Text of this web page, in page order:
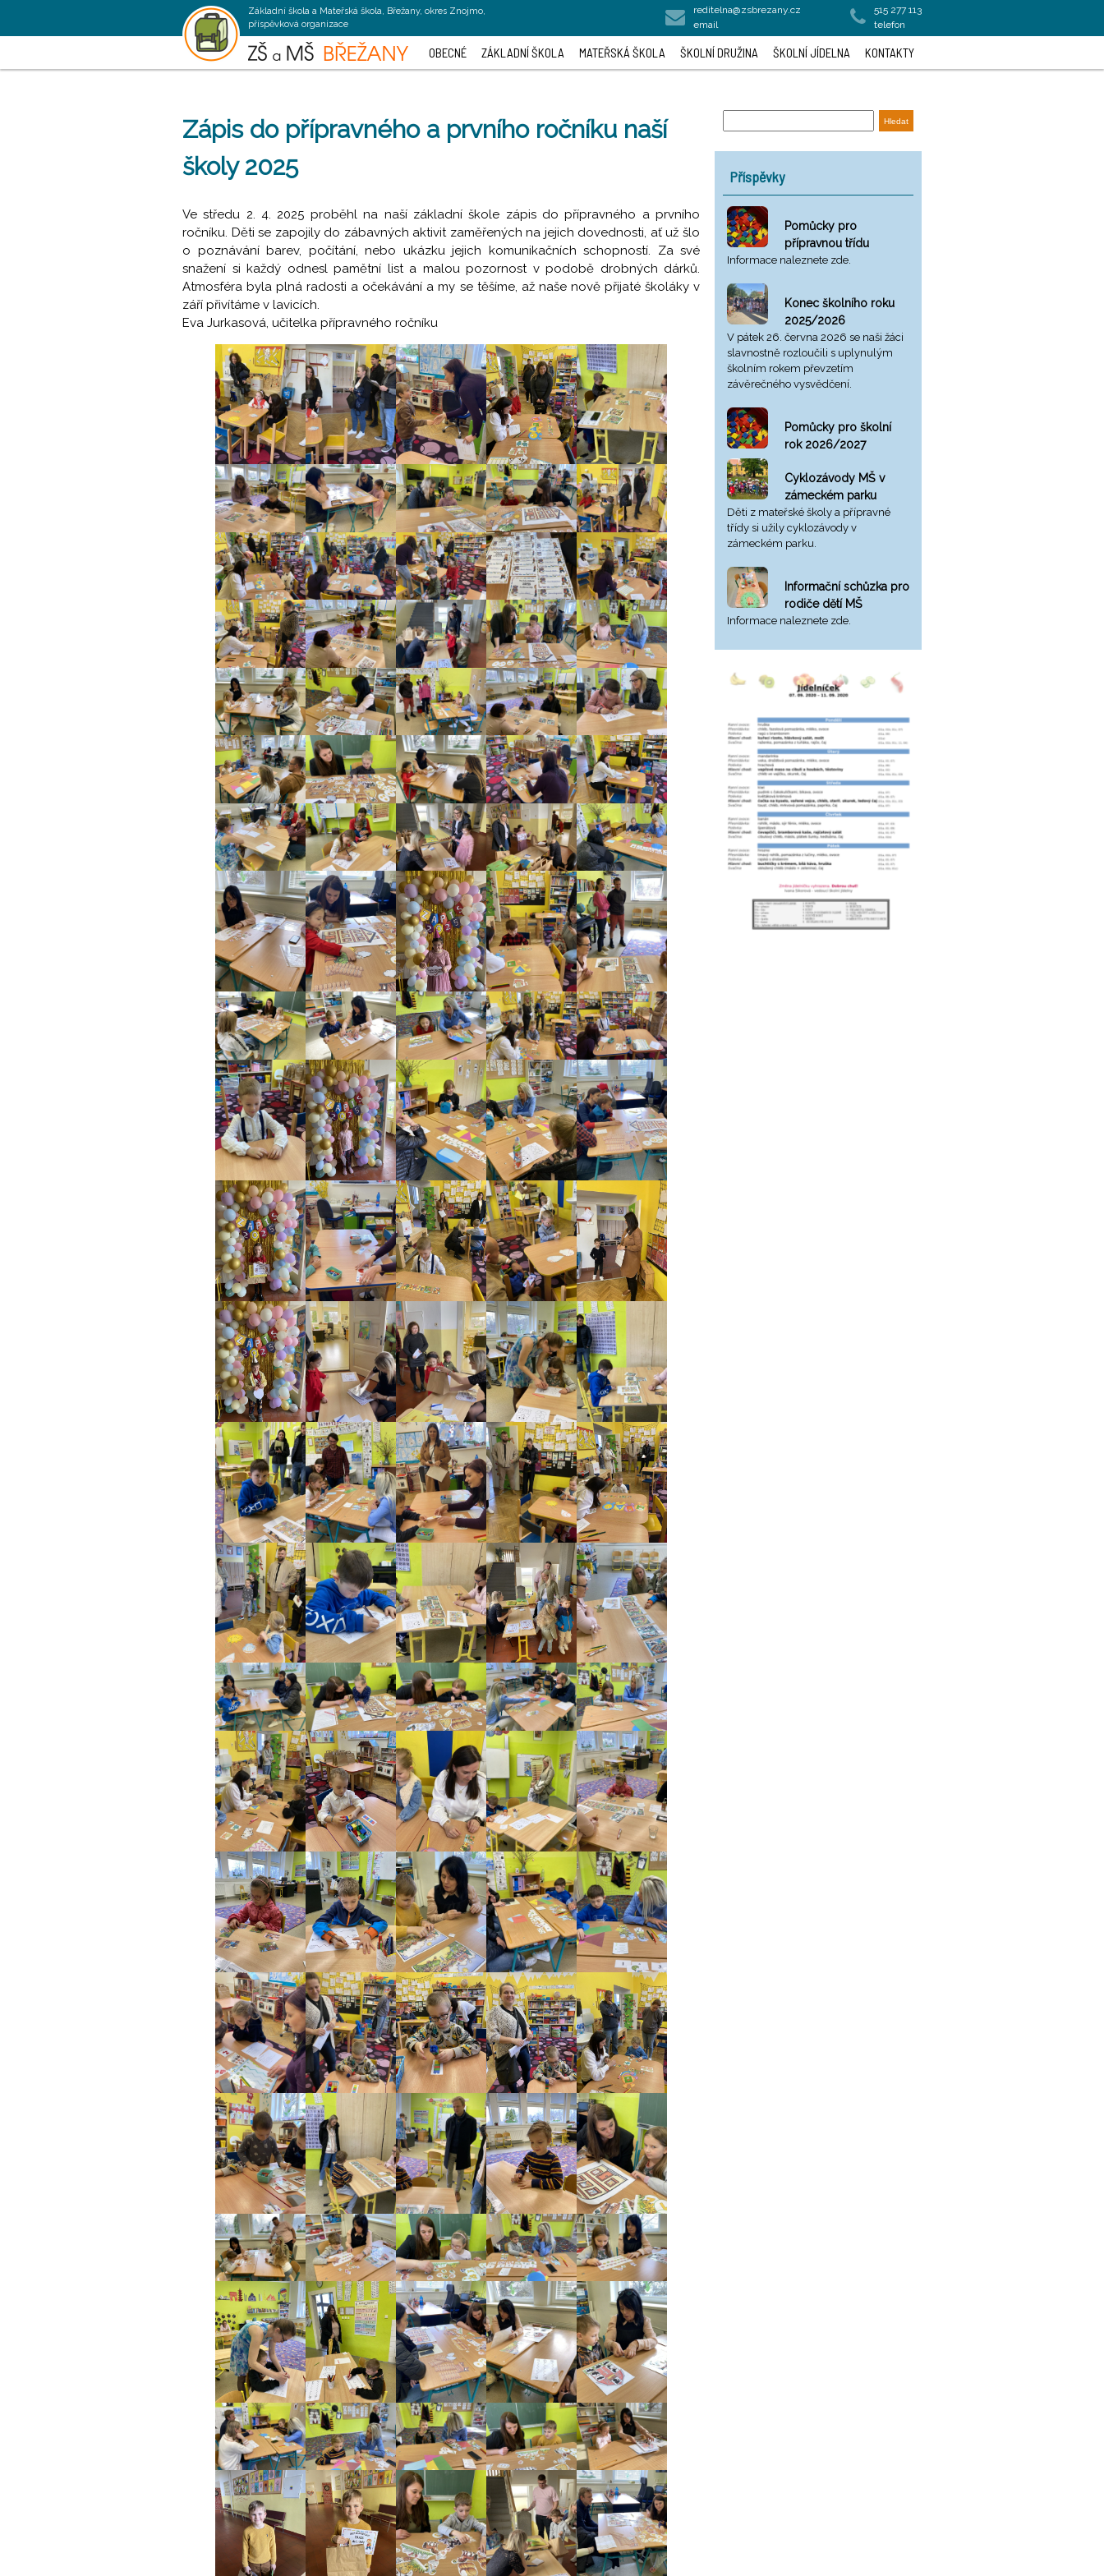
Základní škola a Mateřská škola, Břežany, okres Znojmo,
příspěvková organizace
reditelna@zsbrezany.cz
email
515 277 113
telefon
OBECNÉ ZÁKLADNÍ ŠKOLA MATEŘSKÁ ŠKOLA ŠKOLNÍ DRUŽINA ŠKOLNÍ JÍDELNA KONTAKTY
Zápis do přípravného a prvního ročníku naší
školy 2025
Ve středu 2. 4. 2025 proběhl na naší základní škole zápis do přípravného a prvního
ročníku. Děti se zapojily do zábavných aktivit zaměřených na jejich dovednosti, ať už šlo
o poznávání barev, počítání, nebo ukázku jejich komunikačních schopností. Za své
snažení si každý odnesl pamětní list a malou pozornost v podobě drobných dárků.
Atmosféra byla plná radosti a očekávání a my se těšíme, až naše nově přijaté školáky v
září přivítáme v lavicích.
Eva Jurkasová, učitelka přípravného ročníku
Příspěvky
Pomůcky pro
přípravnou třídu
Informace naleznete zde.
Konec školního roku
2025/2026
V pátek 26. června 2026 se naši žáci
slavnostně rozloučili s uplynulým
školním rokem převzetím
závěrečného vysvědčení.
Pomůcky pro školní
rok 2026/2027
Cyklozávody MŠ v
zámeckém parku
Děti z mateřské školy a přípravné
třídy si užily cyklozávody v
zámeckém parku.
Informační schůzka pro
rodiče dětí MŠ
Informace naleznete zde.